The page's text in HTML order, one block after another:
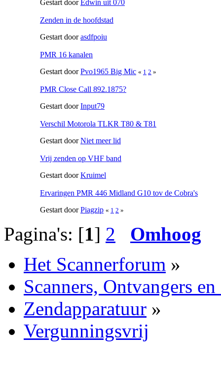
Gestart door Edwin uit 070
Zenden in de hoofdstad
Gestart doorasdfpoiu
PMR 16 kanalen
Gestart doorPvo1965 Big Mic « 1 2 »
PMR Close Call 892.1875?
Gestart doorInput79
Verschil Motorola TLKR T80 & T81
Gestart doorNiet meer lid
Vrij zenden op VHF band
Gestart doorKruimel
Ervaringen PMR 446 Midland G10 tov de Cobra's
Gestart doorPiagzip « 1 2 »
Pagina's: [1] 2
Omhoog
Het Scannerforum »
Scanners, Ontvangers
Zendapparatuur »
Vergunningsvrij